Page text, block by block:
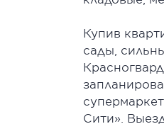
Купив
сады,
Сити».